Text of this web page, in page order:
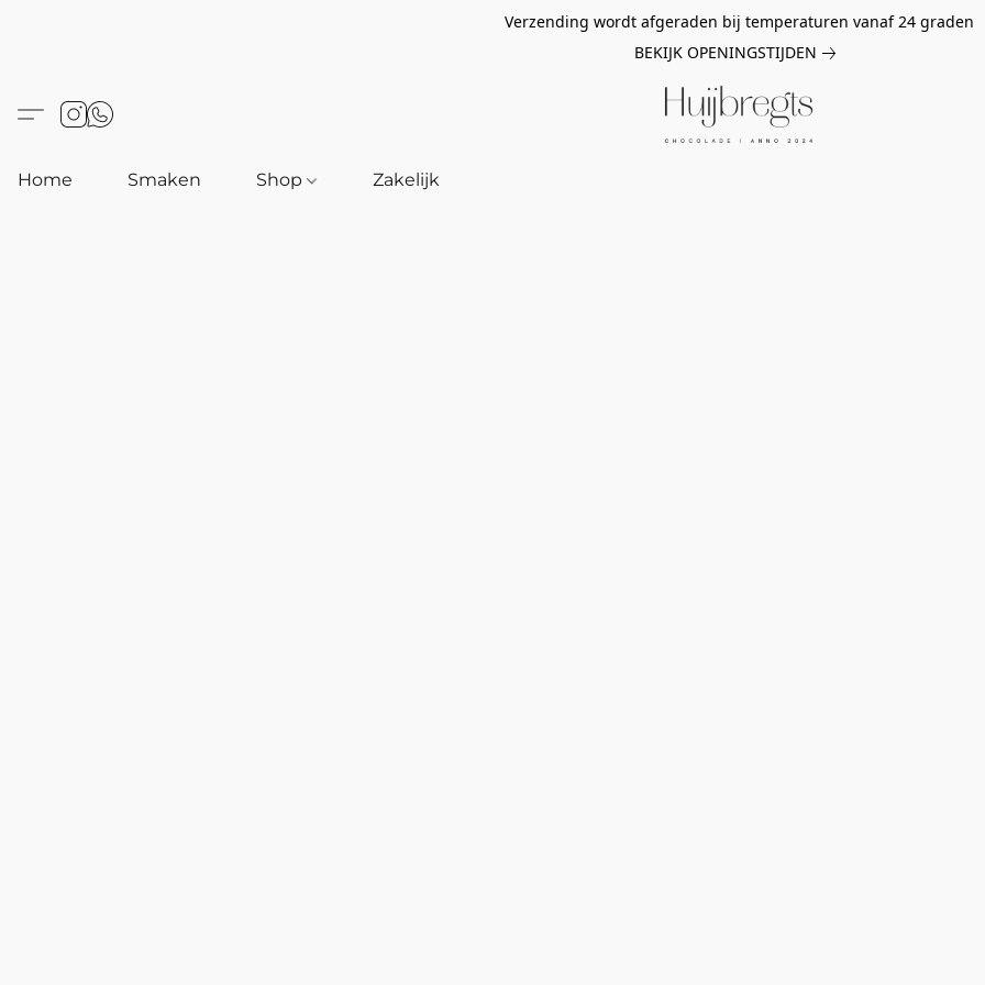
Verzending wordt afgeraden bij temperaturen vanaf 24 graden
BEKIJK OPENINGSTIJDEN
Home Smaken Shop Zakelijk